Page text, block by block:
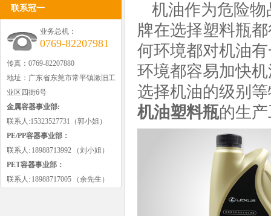
联系冠一
业务总机：
0769-82207981
传真：0769-82207880
地址：广东省东莞市常平镇漱旧工
业区四街6号
金属容器事业部:
联系人:15323527731（郭小姐）
PE/PP容器事业部：
联系人: 18988713992 （刘小姐）
PET容器事业部：
联系人: 18988717005 （余先生）
机油作为危险物
牌在选择塑料瓶
何环境都对机油
环境都容易加快
选择机油的级别
机油塑料瓶的生